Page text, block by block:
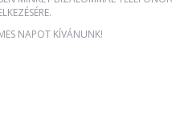
NAPOT KÍVÁNUNK!